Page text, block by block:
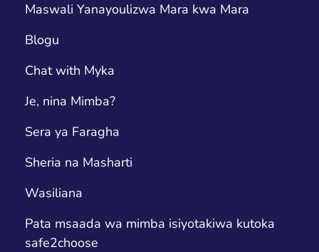
Maswali Yanayoulizwa Mara kwa Mara
Blogu
Chat with Myka
Je, nina Mimba?
Sera ya Faragha
Sheria na Masharti
Wasiliana
Pata msaada wa mimba isiyotakiwa kutoka
safe2choose